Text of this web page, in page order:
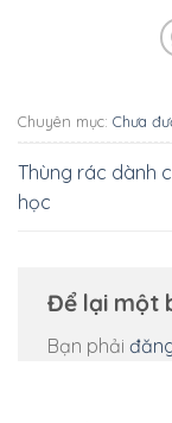
Chuyên mục: Chưa
Thùng rác dành
học
Để lại một
Bạn phải